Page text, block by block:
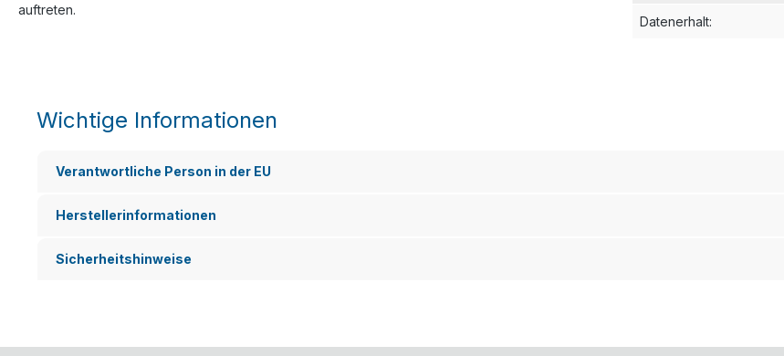
auftreten.
Datenerhalt:
Wichtige Informationen
Verantwortliche Person in der EU
Herstellerinformationen
Sicherheitshinweise